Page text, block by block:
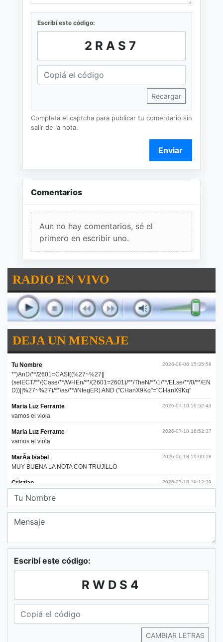
Escribí este código:
2RAS7
Recargar
Completá el captcha para publicar tu comentario sin
salir de la nota.
Enviar
Comentarios
Aun no hay comentarios, sé el
primero en escribir uno.
RADIO EN VIVO
DEJA UN MENSAJE
Escribí este código:
RWDS4
CAMBIAR LETRAS